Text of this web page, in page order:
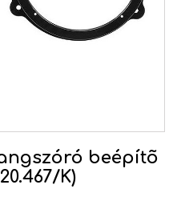
beépítõ
K)